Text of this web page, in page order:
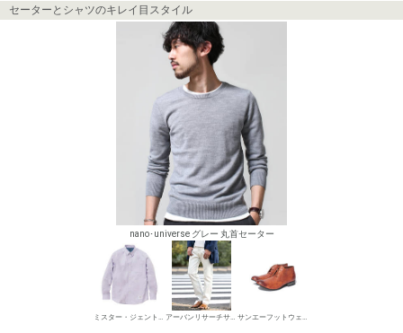
セーターとシャツのキレイ目スタイル
nano･universe グレー 丸首セーター
ミスター・ジェントルマン シャツ アーバンリサーチサニーレーベル デニムパンツ・ジーンズ サンエーフットウェア 短靴・レザーシューズ